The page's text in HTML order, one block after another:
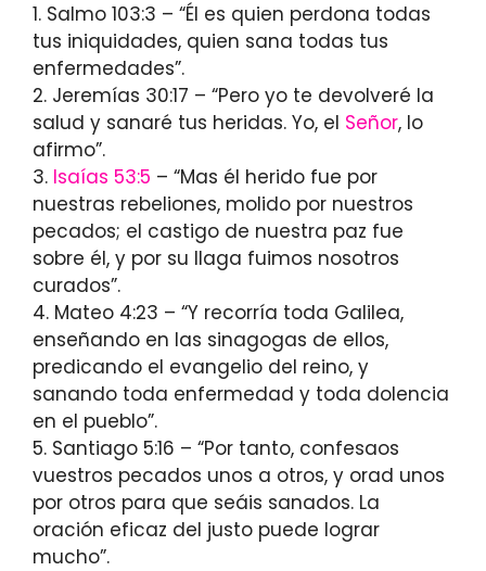
1. Salmo 103:3 – “Él es quien perdona todas
tus iniquidades, quien sana todas tus
enfermedades”.
2. Jeremías 30:17 – “Pero yo te devolveré la
salud y sanaré tus heridas. Yo, el Señor, lo
afirmo”.
3. Isaías 53:5 – “Mas él herido fue por
nuestras rebeliones, molido por nuestros
pecados; el castigo de nuestra paz fue
sobre él, y por su llaga fuimos nosotros
curados”.
4. Mateo 4:23 – “Y recorría toda Galilea,
enseñando en las sinagogas de ellos,
predicando el evangelio del reino, y
sanando toda enfermedad y toda dolencia
en el pueblo”.
5. Santiago 5:16 – “Por tanto, confesaos
vuestros pecados unos a otros, y orad unos
por otros para que seáis sanados. La
oración eficaz del justo puede lograr
mucho”.